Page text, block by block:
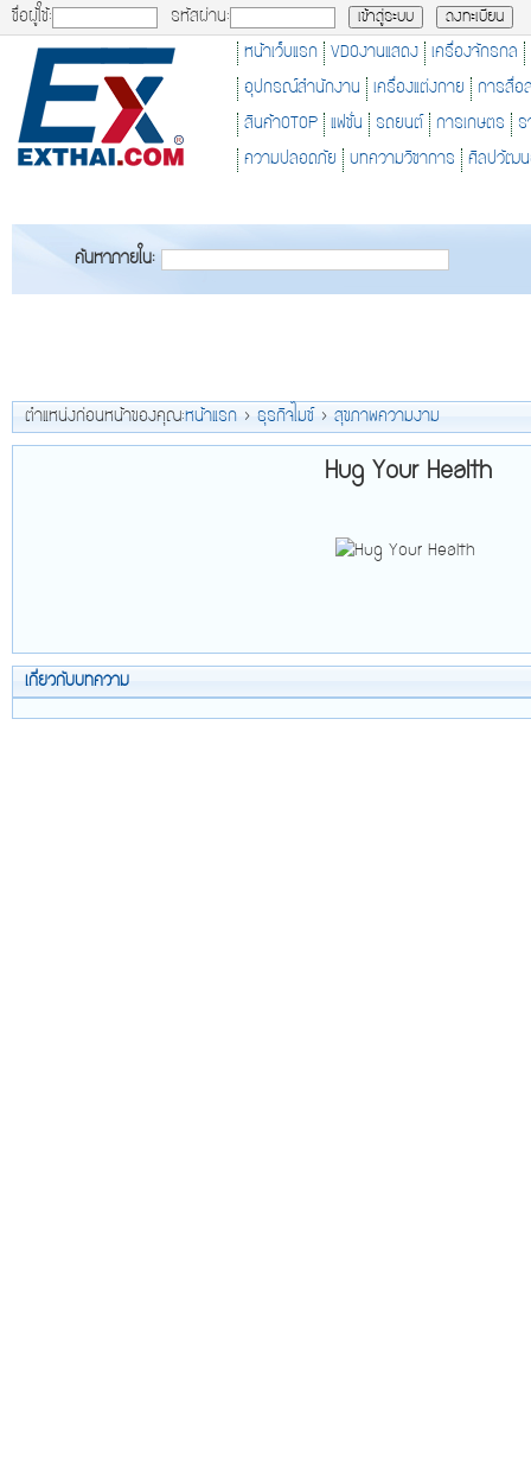
ชื่อผู้ใช้: รหัสผ่าน:
หน้าเว็บแรก VDOงานแสดง เครื่องจักรกล
อุปกรณ์สำนักงาน เครื่องแต่งกาย การสื่อ
สินค้าOTOP แฟชั่น รถยนต์ การเกษตร ร
ความปลอดภัย บทความวิชาการ ศิลปวัฒน
ค้นหาภายใน:
ตำแหน่งก่อนหน้าของคุณ:หน้าแรก > ธุรกิจไมซ์ > สุขภาพความงาม
Hug Your Health
เกี่ยวกับบทความ